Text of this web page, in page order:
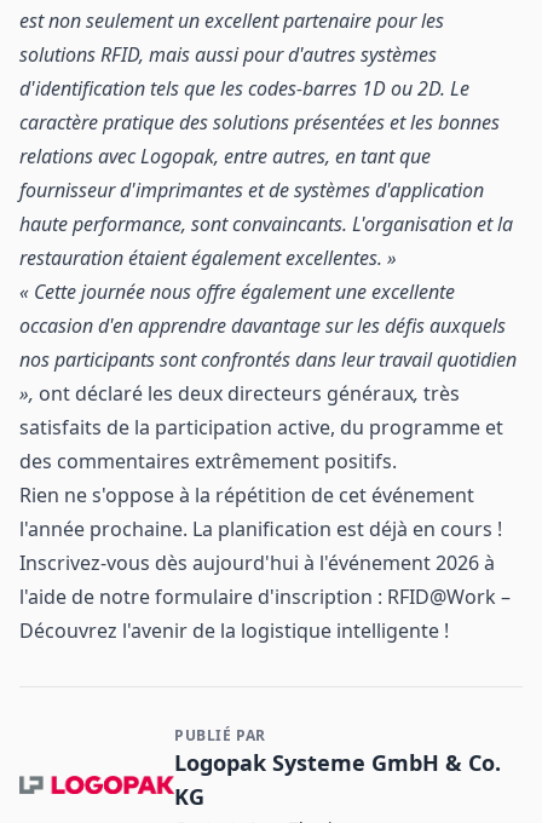
est non seulement un excellent partenaire pour les
solutions RFID, mais aussi pour d'autres systèmes
d'identification tels que les codes-barres 1D ou 2D. Le
caractère pratique des solutions présentées et les bonnes
relations avec Logopak, entre autres, en tant que
fournisseur d'imprimantes et de systèmes d'application
haute performance, sont convaincants. L'organisation et la
restauration étaient également excellentes. »
« Cette journée nous offre également une excellente
occasion d'en apprendre davantage sur les défis auxquels
nos participants sont confrontés dans leur travail quotidien
», ont déclaré les deux directeurs généraux, très
satisfaits de la participation active, du programme et
des commentaires extrêmement positifs.
Rien ne s'oppose à la répétition de cet événement
l'année prochaine. La planification est déjà en cours !
Inscrivez-vous dès aujourd'hui à l'événement 2026 à
l'aide de notre formulaire d'inscription : RFID@Work –
Découvrez l'avenir de la logistique intelligente !
Contact et informations sur l'entreprise
PUBLIÉ PAR
Logopak Systeme GmbH & Co.
KG